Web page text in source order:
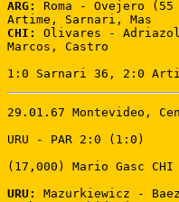
ARG:
Roma - Ovejero
CHI:
Olivares -
Marcos, Castro
1:0 Sarnari 36, 2:0
29.01.67 Montevideo,
URU - PAR 2:0 (1:0)
(17,000) Mario Gasc CHI
URU:
Mazurkiewicz -